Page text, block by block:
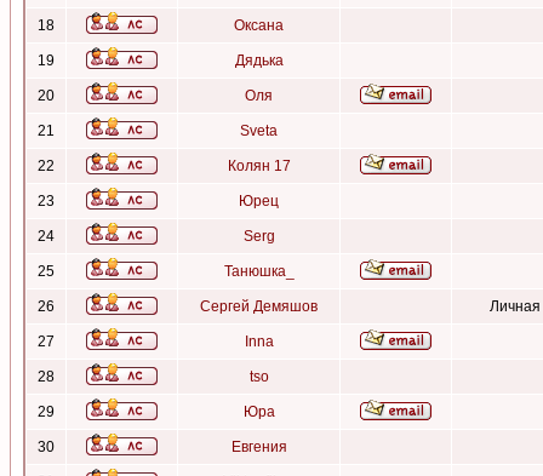
18 Оксана
19 Дядька
20 Оля
21 Sveta
22 Колян 17
23 Юрец
24 Serg
25 Танюшка_
26 Сергей Демяшов Личная
27 Inna
28 tso
29 Юра
30 Евгения